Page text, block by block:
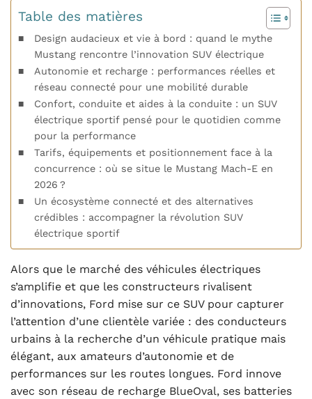
Table des matières
Design audacieux et vie à bord : quand le mythe
Mustang rencontre l’innovation SUV électrique
Autonomie et recharge : performances réelles et
réseau connecté pour une mobilité durable
Confort, conduite et aides à la conduite : un SUV
électrique sportif pensé pour le quotidien comme
pour la performance
Tarifs, équipements et positionnement face à la
concurrence : où se situe le Mustang Mach-E en
2026 ?
Un écosystème connecté et des alternatives
crédibles : accompagner la révolution SUV
électrique sportif
Alors que le marché des véhicules électriques
s’amplifie et que les constructeurs rivalisent
d’innovations, Ford mise sur ce SUV pour capturer
l’attention d’une clientèle variée : des conducteurs
urbains à la recherche d’un véhicule pratique mais
élégant, aux amateurs d’autonomie et de
performances sur les routes longues. Ford innove
avec son réseau de recharge BlueOval, ses batteries